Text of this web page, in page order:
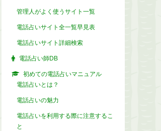
管理人がよく使うサイト一覧
電話占いサイト全一覧早見表
電話占いサイト詳細検索
電話占い師DB
初めての電話占いマニュアル
電話占いとは？
電話占いの魅力
電話占いを利用する際に注意するこ
と